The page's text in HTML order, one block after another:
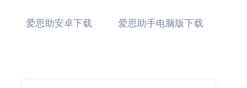
爱思助安卓下载 爱思助手电脑版下载